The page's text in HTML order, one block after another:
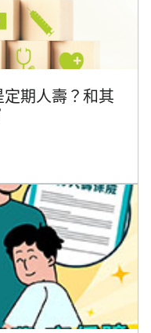
定期人壽？和其